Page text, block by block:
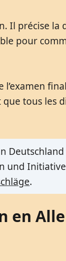
Il précise la
pour
tous les
und
.
en